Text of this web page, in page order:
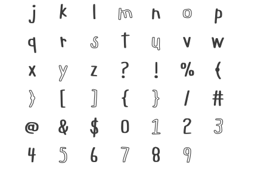
j
k l m n o
p
q
r s t u v
w
x
y z ? ! %
(
)
[ ] { } /
#
@
& $ 0 1 2
3
4
5 6 7 8 9